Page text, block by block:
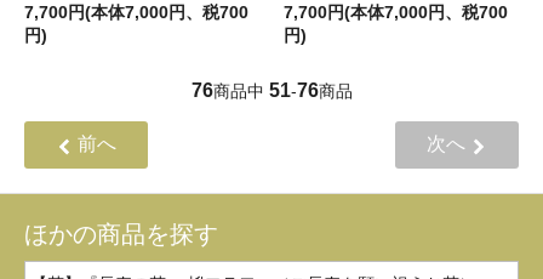
7,700円(本体7,000円、税700
円)
7,700円(本体7,000円、税700
円)
76商品中 51-76商品
前へ 次へ
ほかの商品を探す